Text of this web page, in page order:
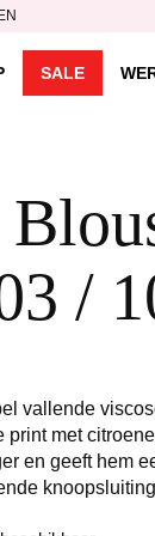
SALE
/
vallende
met
en geeft hem